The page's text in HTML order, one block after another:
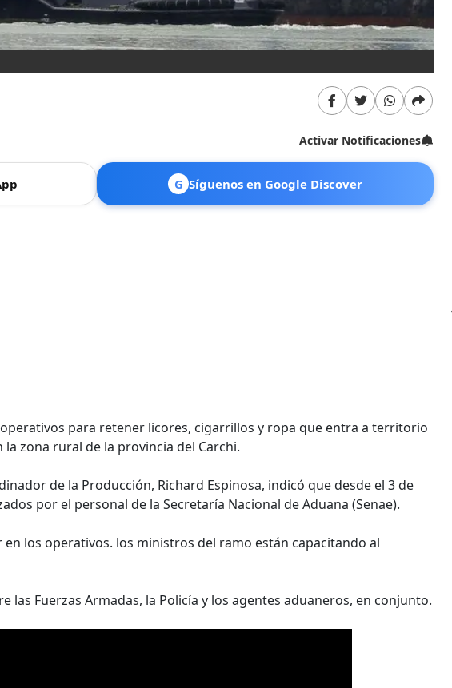
Activar Notificaciones
G Síguenos en Google Discover
para retener licores, cigarrillos y ropa que entra a territorio
zona rural de la provincia del Carchi.
de la Producción, Richard Espinosa, indicó que desde el 3 de
por el personal de la Secretaría Nacional de Aduana (Senae).
en los operativos. los ministros del ramo están capacitando al
las Fuerzas Armadas, la Policía y los agentes aduaneros, en conjunto.